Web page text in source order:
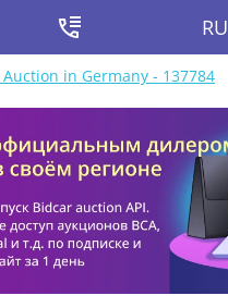
RU
in Germany - 137784